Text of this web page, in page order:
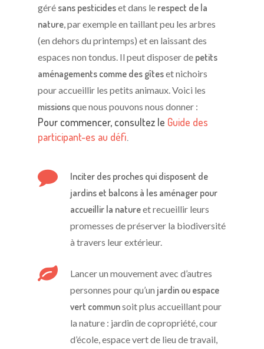
géré sans pesticideset dans le respect de la
nature , par exemple en taillant peu les arbres
(en dehors du printemps) et en laissant des
espaces non tondus. Il peut disposer de petits
aménagements comme des gîteset nichoirs
pour accueillir les petits animaux. Voici les
missionsque nous pouvons nous donner :
Pour commencer, consultez le Guide des
participant-es au défi.
Inciter des proches qui disposent de
jardins et balcons à les aménager pour
accueillir la natureet recueillir leurs
promesses de préserver la biodiversité
à travers leur extérieur.
Lancer un mouvement avec d’autres
personnes pour qu’un jardin ou espace
vert communsoit plus accueillant pour
la nature : jardin de copropriété, cour
d’école, espace vert de lieu de travail,